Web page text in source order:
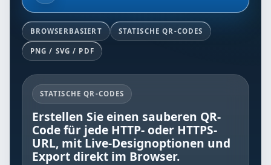
BROWSERBASIERT STATISCHE QR-CODES
PNG / SVG / PDF
STATISCHE QR-CODES
Erstellen Sie einen sauberen QR-
Code für jede HTTP- oder HTTPS-
URL, mit Live-Designoptionen und
Export direkt im Browser.